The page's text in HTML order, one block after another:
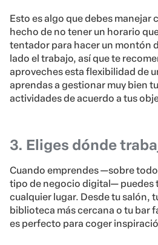
Esto es algo que debes manejar
hecho de no tener un horario
tentador para hacer un montón
lado el trabajo, así que te
aproveches esta flexibilidad de
aprendas a gestionar muy bien
actividades de acuerdo a tus
3. Eliges dónde
Cuando emprendes —sobre
tipo de negocio digital— puedes
cualquier lugar. Desde tu salón,
biblioteca más cercana o tu bar
es perfecto para coger